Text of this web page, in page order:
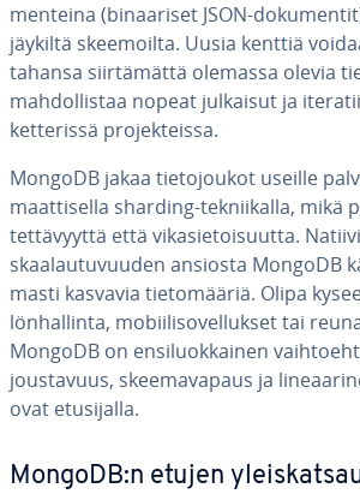
men­tei­na (bi­naa­ri­set JSON-
jäykiltä skee­moil­ta. Uusia kenttiä
tahansa siir­tä­mät­tä olemassa olevia
mah­dol­lis­taa nopeat julkaisut ja
ket­te­ris­sä pro­jek­teis­sa.
MongoDB jakaa tie­to­jou­kot useille
maat­ti­sel­la sharding-tek­nii­kal­la, mikä
tet­tä­vyyt­tä että vi­ka­sie­toi­suut­ta.
skaa­lau­tu­vuu­den ansiosta MongoDB
mas­ti kasvavia tie­to­mää­riä. Olipa
lön­hal­lin­ta, mo­bii­li­so­vel­luk­set tai
MongoDB on en­si­luok­kai­nen
jous­ta­vuus, skee­ma­va­paus ja
ovat etusi­jal­la.
MongoDB:n etujen